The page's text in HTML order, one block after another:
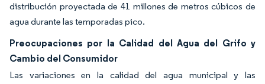
distribución proyectada de 41 millones de metros cúbicos de
agua durante las temporadas pico.
Preocupaciones por la Calidad del Agua del Grifo y
Cambio del Consumidor
Las variaciones en la calidad del agua municipal y las